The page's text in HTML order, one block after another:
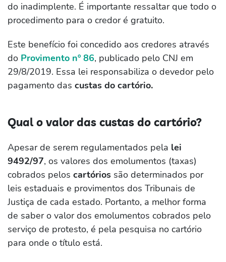
do inadimplente. É importante ressaltar que todo o
procedimento para o credor é gratuito.
Este benefício foi concedido aos credores através
do Provimento nº 86, publicado pelo CNJ em
29/8/2019. Essa lei responsabiliza o devedor pelo
pagamento das custas do cartório.
Qual o valor das custas do cartório?
Apesar de serem regulamentados pela lei
9492/97, os valores dos emolumentos (taxas)
cobrados pelos cartórios são determinados por
leis estaduais e provimentos dos Tribunais de
Justiça de cada estado. Portanto, a melhor forma
de saber o valor dos emolumentos cobrados pelo
serviço de protesto, é pela pesquisa no cartório
para onde o título está.